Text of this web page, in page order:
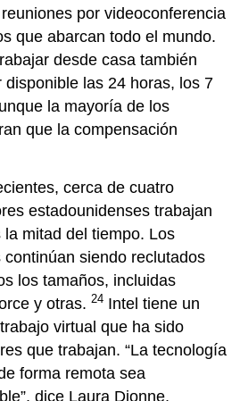
por videoconferencia
que abarcan todo el mundo.
desde casa también
disponible las 24 horas, los 7
la mayoría de los
que la compensación
cerca de cuatro
estadounidenses trabajan
mitad del tiempo. Los
siendo reclutados
los tamaños, incluidas
y otras.24 Intel tiene un
virtual que ha sido
que trabajan. “La tecnología
forma remota sea
dice Laura Dionne,